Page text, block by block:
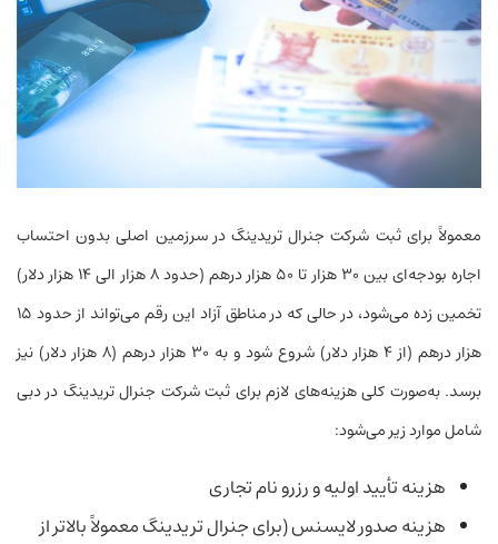
معمولاً برای ثبت شرکت‌ جنرال تریدینگ در سرزمین اصلی بدون احتساب
اجاره بودجه‌ای بین ۳۰ هزار تا ۵۰ هزار درهم (حدود ۸ هزار الی ۱۴ هزار دلار)
تخمین زده می‌شود، در حالی که در مناطق آزاد این رقم می‌تواند از حدود ۱۵
هزار درهم (از ۴ هزار دلار) شروع شود و به ۳۰ هزار درهم (۸ هزار دلار) نیز
برسد. به‌صورت کلی هزینه‌های لازم برای ثبت شرکت جنرال تریدینگ در دبی
شامل موارد زیر می‌شود:
هزینه تأیید اولیه و رزرو نام تجاری
هزینه صدور لایسنس (برای جنرال تریدینگ معمولاً بالاتر از